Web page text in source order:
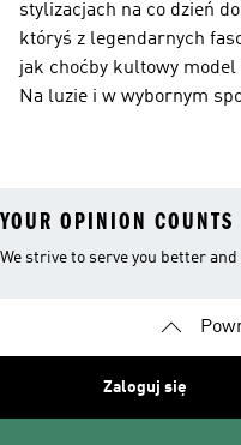
stylizacjach na co dzień
któryś z legendarnych
jak choćby kultowy model
Na luzie i w wybornym
YOUR OPINION COUNTS
We strive to serve you better
Zaloguj się